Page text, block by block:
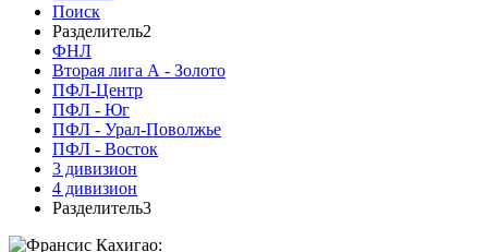
Поиск
Разделитель2
ФНЛ
Вторая лига А - Золото
ПФЛ-Центр
ПФЛ - Юг
ПФЛ - Урал-Поволжье
ПФЛ - Восток
3 дивизион
4 дивизион
Разделитель3